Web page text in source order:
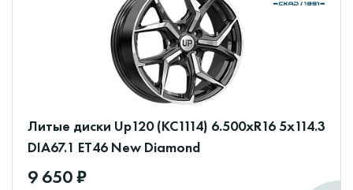
Литые диски Up120 (КС1114) 6.500xR16 5x114.3
DIA67.1 ET46 New Diamond
9 650 ₽